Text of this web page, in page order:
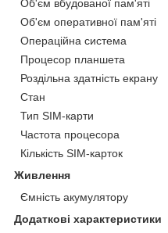
Об'єм вбудованої пам'яті
Об'єм оперативної пам'яті
Операційна система
Процесор планшета
Роздільна здатність екрану
Стан
Тип SIM-карти
Частота процесора
Кількість SIM-карток
Живлення
Ємність акумулятору
Додаткові характеристики